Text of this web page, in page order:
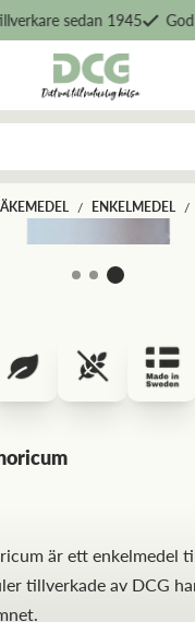
sedan 1945
/ ENKELMEDEL /
är ett enkelmedel